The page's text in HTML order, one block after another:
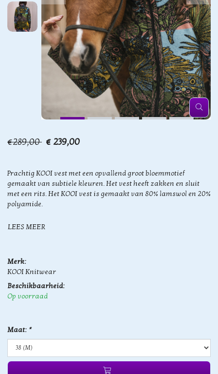
€289,00 € 239,00
Prachtig KOOI vest met een opvallend groot bloemmotief
gemaakt van subtiele kleuren. Het vest heeft zakken en sluit
met een rits. Het KOOI vest is gemaakt van 80% lamswol en 20%
polyamide.
LEES MEER
Merk:
KOOI Knitwear
Beschikbaarheid:
Op voorraad
Maat: *